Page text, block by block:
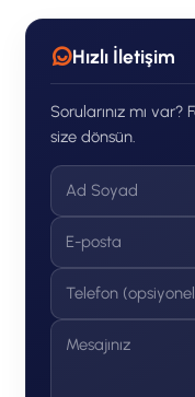
Hızlı İletişim
Sorularınız mı
size dönsün.